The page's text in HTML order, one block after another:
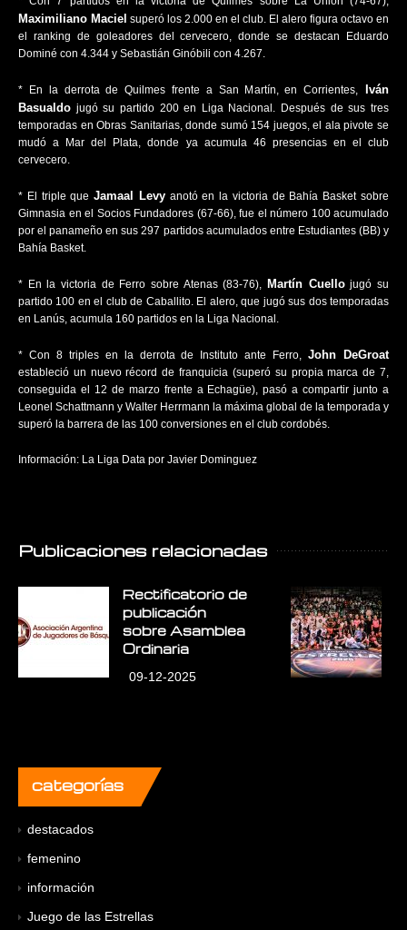
Maximiliano Maciel superó los 2.000 en el club. El alero figura octavo en
el ranking de goleadores del cervecero, donde se destacan Eduardo
Dominé con 4.344 y Sebastián Ginóbili con 4.267.
* En la derrota de Quilmes frente a San Martín, en Corrientes, Iván
Basualdo jugó su partido 200 en Liga Nacional. Después de sus tres
temporadas en Obras Sanitarias, donde sumó 154 juegos, el ala pivote se
mudó a Mar del Plata, donde ya acumula 46 presencias en el club
cervecero.
* El triple queJamaal Levyanotó en la victoria de Bahía Basket sobre
Gimnasia en el Socios Fundadores (67-66), fue el número 100 acumulado
por el panameño en sus 297 partidos acumulados entre Estudiantes (BB) y
Bahía Basket.
* En la victoria de Ferro sobre Atenas (83-76), Martín Cuellojugó su
partido 100 en el club de Caballito. El alero, que jugó sus dos temporadas
en Lanús, acumula 160 partidos en la Liga Nacional.
* Con 8 triples en la derrota de Instituto ante Ferro,John DeGroat
estableció un nuevo récord de franquicia (superó su propia marca de 7,
conseguida el 12 de marzo frente a Echagüe), pasó a compartir junto a
Leonel Schattmann y Walter Herrmann la máxima global de la temporada y
superó la barrera de las 100 conversiones en el club cordobés.
Información: La Liga Data por Javier Dominguez
Publicaciones relacionadas
Rectificatorio de
publicación
sobre Asamblea
Ordinaria
09-12-2025
categorías
destacados
femenino
información
Juego de las Estrellas